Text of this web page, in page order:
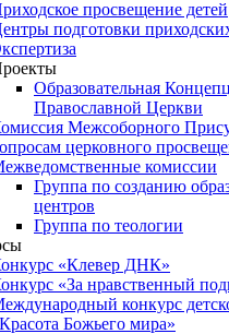
просвещение детей
подготовки
Образовательная
Православной Церкви
Межсоборного
церковного
комиссии
Группа по созданию
центров
Группа по теологии
«Клевер ДНК»
«За нравственный
конкурс
Божьего мира»